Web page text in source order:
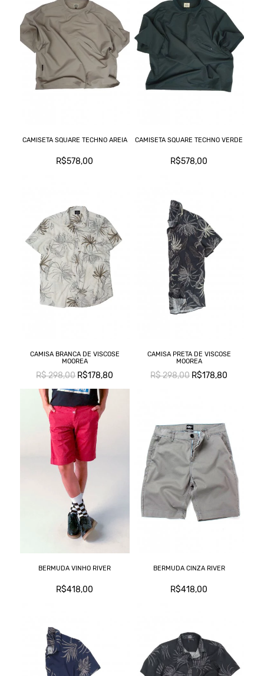
CAMISETA SQUARE TECHNO AREIA
R$578,00
CAMISETA SQUARE TECHNO VERDE
R$578,00
CAMISA BRANCA DE VISCOSE
MOOREA
R$ 298,00R$178,80
CAMISA PRETA DE VISCOSE
MOOREA
R$ 298,00R$178,80
BERMUDA VINHO RIVER
R$418,00
BERMUDA CINZA RIVER
R$418,00